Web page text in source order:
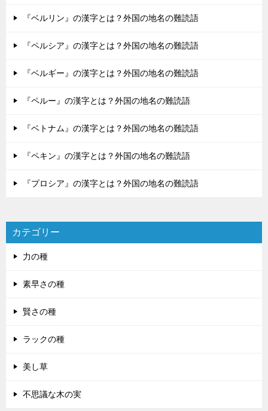
『ベルリン』の漢字とは？外国の地名の難読語
『ペルシア』の漢字とは？外国の地名の難読語
『ベルギー』の漢字とは？外国の地名の難読語
『ペルー』の漢字とは？外国の地名の難読語
『ベトナム』の漢字とは？外国の地名の難読語
『ペキン』の漢字とは？外国の地名の難読語
『プロシア』の漢字とは？外国の地名の難読語
カテゴリー
力の種
素早さの種
賢さの種
ラックの種
美し草
不思議な木の実